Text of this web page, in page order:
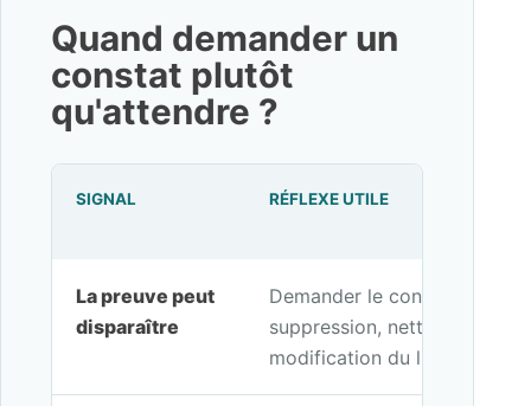
Quand demander un
constat plutôt
qu'attendre ?
SIGNAL RÉFLEXE UTILE
La preuve peut
disparaître
Demander le constat avant
suppression, nettoyage,
modification du lieu.